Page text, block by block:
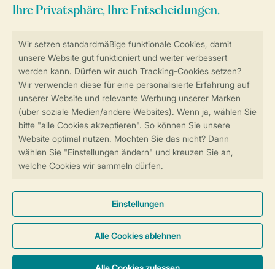
Sicherstellung Deiner Privatsphäre
Sicher und schnell zur Online-Buchung
SSL-Verschlüsselung
Sichere Datenübertragung
Sicheres Bezahlen
Allgemeine Bedingungen Impressum
Datenschutz